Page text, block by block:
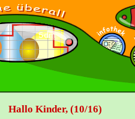
Hallo Kinder, (10/16)